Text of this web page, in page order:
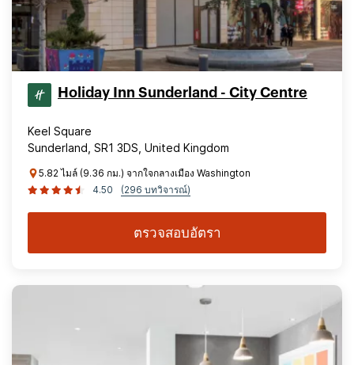
Holiday Inn Sunderland - City Centre
Keel Square
Sunderland, SR1 3DS, United Kingdom
5.82 ไมล์ (9.36 กม.) จากใจกลางเมือง Washington
4.50
(296 บทวิจารณ์)
ตรวจสอบอัตรา